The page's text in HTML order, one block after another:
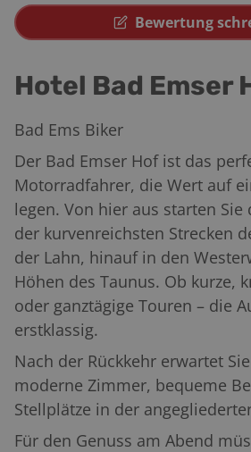
Bewertung
Hotel Bad Emser
Bad Ems Biker
Der Bad Emser Hof ist das
Motorradfahrer, die Wert auf
legen. Von hier aus starten
der kurvenreichsten Strecken
der Lahn, hinauf in den
Höhen des Taunus. Ob kurze,
oder ganztägige Touren – die
erstklassig.
Nach der Rückkehr erwartet
moderne Zimmer, bequeme
Stellplätze in der
Für den Genuss am Abend